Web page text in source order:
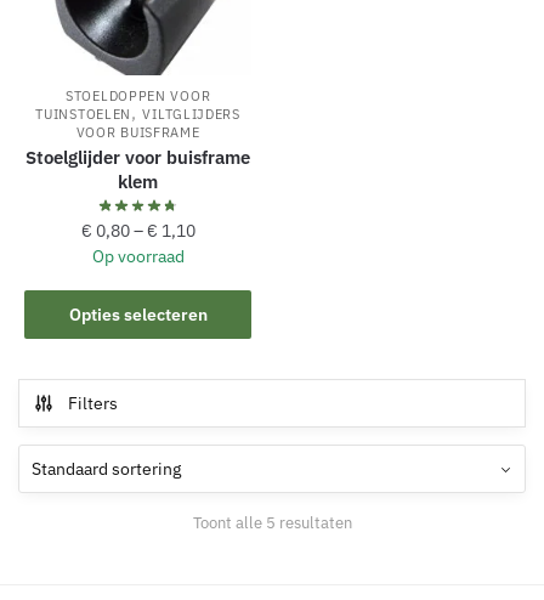
optie
kan
gekozen
worden
op
de
productpagina
STOELDOPPEN VOOR
TUINSTOELEN ,VILTGLIJDERS
VOOR BUISFRAME
Stoelglijder voor buisframe
klem
€ 0,80–€ 1,10
Op voorraad
Opties selecteren
Dit
product
variaties.
Deze
optie
Filters
Toont alle 5 resultaten